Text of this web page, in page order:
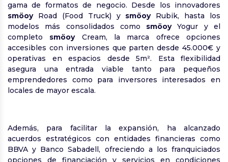
gama de formatos de negocio. Desde los innovadores
smöoyRoad (Food Truck) y smöoyRubik, hasta los
modelos más consolidados como smöoyYogur y el
completo smöoyCream, la marca ofrece opciones
accesibles con inversiones que parten desde 45.000€ y
operativas en espacios desde 5m². Esta flexibilidad
asegura una entrada viable tanto para pequeños
emprendedores como para inversores interesados en
locales de mayor escala.
Además, para facilitar la expansión, ha alcanzado
acuerdos estratégicos con entidades financieras como
BBVA y Banco Sabadell, ofreciendo a los franquiciados
opciones de financiación y servicios en condiciones